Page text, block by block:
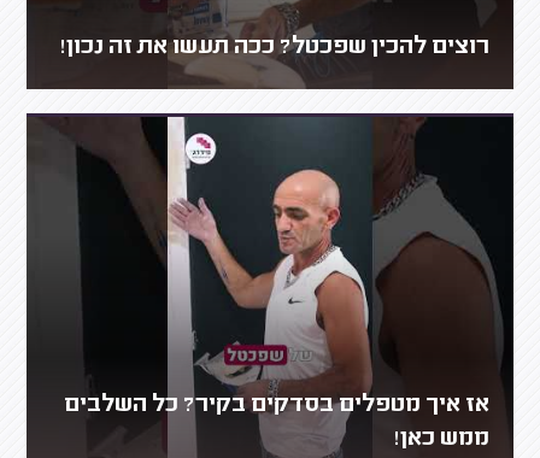
רוצים להכין שפכטל? ככה תעשו את זה נכון!
אז איך מטפלים בסדקים בקיר? כל השלבים
ממש כאן!